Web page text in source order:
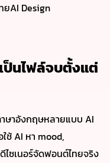
ยAI Design
ป็นไฟล์จบตั้งแต่
าษาอังกฤษหลายแบบ AI
ช้ AI หา mood,
ไซเนอร์จัดฟอนต์ไทยจริง